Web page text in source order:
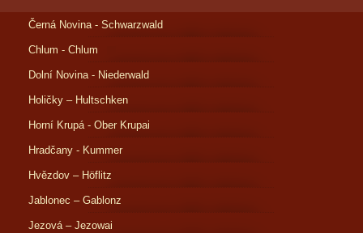
Černá Novina - Schwarzwald
Chlum - Chlum
Dolní Novina - Niederwald
Holičky – Hultschken
Horní Krupá - Ober Krupai
Hradčany - Kummer
Hvězdov – Höflitz
Jablonec – Gablonz
Jezová – Jezowai